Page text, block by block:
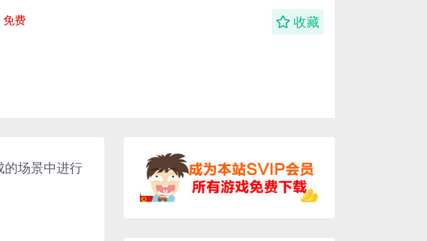
免费 收藏
场景中进行